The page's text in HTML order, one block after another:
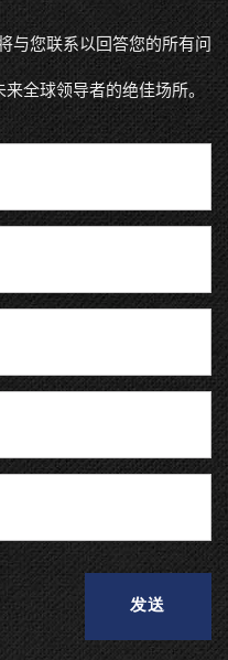
与您联系以回答您的所有问
全球领导者的绝佳场所。